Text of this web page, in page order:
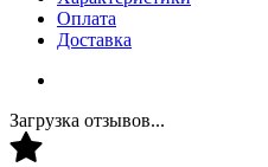
Оплата
Доставка
Загрузка отзывов...